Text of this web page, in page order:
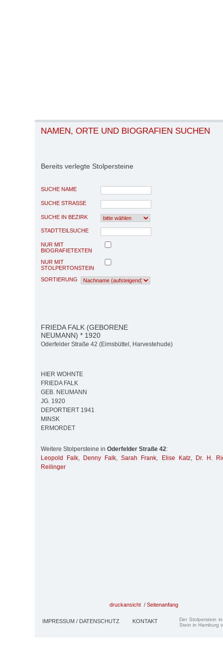
NAMEN, ORTE UND BIOGRAFIEN SUCHEN
Bereits verlegte Stolpersteine
SUCHE NAME
SUCHE STRASSE
SUCHE IN BEZIRK
STADTTEILSUCHE
NUR MIT
BIOGRAFIETEXTEN
NUR MIT
STOLPERTONSTEIN
SORTIERUNG
FRIEDA FALK (GEBORENE
NEUMANN) * 1920
Oderfelder Straße 42 (Eimsbüttel, Harvestehude)
HIER WOHNTE
FRIEDA FALK
GEB. NEUMANN
JG. 1920
DEPORTIERT 1941
MINSK
ERMORDET
Weitere Stolpersteine in Oderfelder Straße 42:
Leopold Falk, Denny Falk,Sarah Frank, Elise Katz,
Dr. H.
Reilinger
druckansicht / Seitenanfang
IMPRESSUM / DATENSCHUTZ KONTAKT
Der Stolperstein
Stein in Hamburg